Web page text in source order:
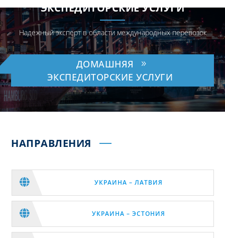
ЭКСПЕДИТОРСКИЕ УСЛУГИ
Надежный эксперт в области международных перевозок
ДОМАШНЯЯ
ЭКСПЕДИТОРСКИЕ УСЛУГИ
НАПРАВЛЕНИЯ
 УКРАИНА – ЛАТВИЯ
 УКРАИНА – ЭСТОНИЯ